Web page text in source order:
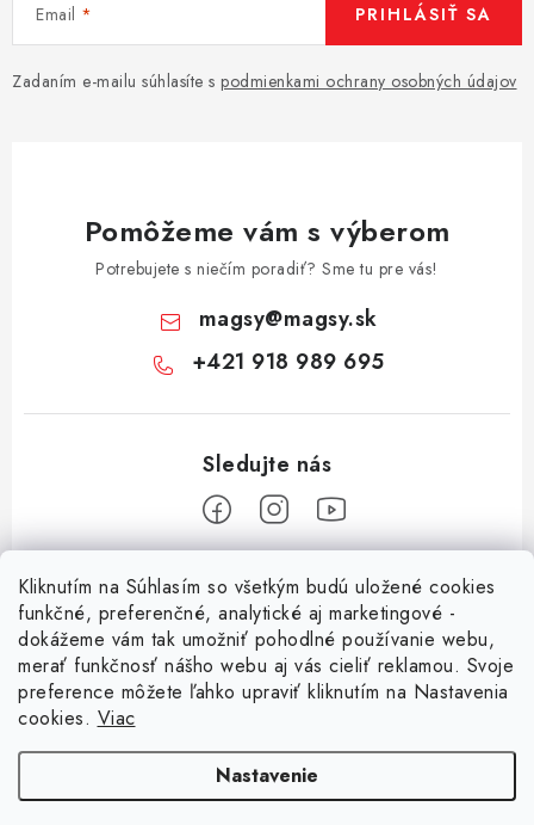
Kliknutím na Súhlasím so všetkým budú uložené cookies
funkčné, preferenčné, analytické aj marketingové -
dokážeme vám tak umožniť pohodlné používanie webu,
merať funkčnosť nášho webu aj vás cieliť reklamou. Svoje
preference môžete ľahko upraviť kliknutím na Nastavenia
cookies. Viac
Nastavenie
Email
Zadaním e-mailu súhlasíte s podmienkami ochrany osobných údajov
PRIHLÁSIŤ SA
Pomôžeme vám s výberom
Potrebujete s niečím poradiť? Sme tu pre vás!
magsy@magsy.sk
+421 918 989 695
Informácie pre vás
O nás
Obchodné podmienky
Facebook